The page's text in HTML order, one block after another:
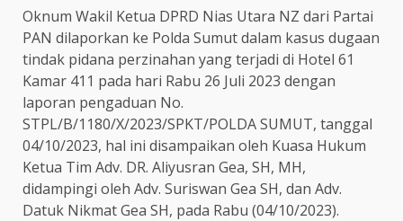
Oknum Wakil Ketua DPRD Nias Utara NZ dari Partai
PAN dilaporkan ke Polda Sumut dalam kasus dugaan
tindak pidana perzinahan yang terjadi di Hotel 61
Kamar 411 pada hari Rabu 26 Juli 2023 dengan
laporan pengaduan No.
STPL/B/1180/X/2023/SPKT/POLDA SUMUT, tanggal
04/10/2023, hal ini disampaikan oleh Kuasa Hukum
Ketua Tim Adv. DR. Aliyusran Gea, SH, MH,
didampingi oleh Adv. Suriswan Gea SH, dan Adv.
Datuk Nikmat Gea SH, pada Rabu (04/10/2023).